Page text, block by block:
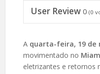
User Review 0 (0
A quarta-feira, 19 de
movimentado no
eletrizantes e retornos